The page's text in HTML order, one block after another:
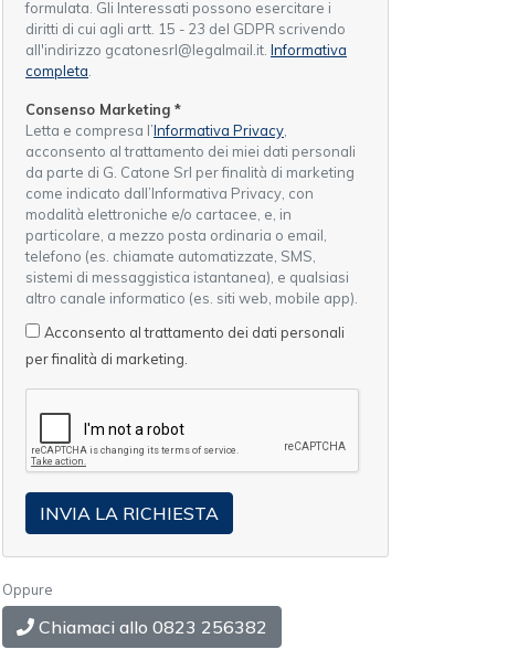
formulata. Gli Interessati possono esercitare i
diritti di cui agli artt. 15 - 23 del GDPR scrivendo
all'indirizzo gcatonesrl@legalmail.it. Informativa
completa.
Consenso Marketing *
Letta e compresa l’Informativa Privacy,
acconsento al trattamento dei miei dati personali
da parte di G. Catone Srl per finalità di marketing
come indicato dall’Informativa Privacy, con
modalità elettroniche e/o cartacee, e, in
particolare, a mezzo posta ordinaria o email,
telefono (es. chiamate automatizzate, SMS,
sistemi di messaggistica istantanea), e qualsiasi
altro canale informatico (es. siti web, mobile app).
Acconsento al trattamento dei dati personali
per finalità di marketing.
Oppure
Chiamaci allo 0823 256382